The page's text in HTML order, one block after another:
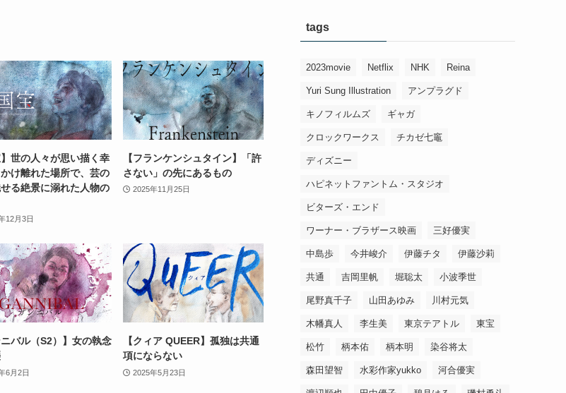
】世の人々が思い描く幸
け離れた場所で、芸の
る絶景に溺れた人物の
12月3日
【フランケンシュタイン】「許
さない」の先にあるもの
2025年11月25日
ニバル（S2）】女の執念
6月2日
【クィア QUEER】孤独は共通
項にならない
2025年5月23日
tags
2023movie Netflix NHK Reina
Yuri Sung Illustration アンプラグド
キノフィルムズ ギャガ
クロックワークス チカゼ七竈
ディズニー
ハピネットファントム・スタジオ
ビターズ・エンド
ワーナー・ブラザース映画 三好優実
中島歩 今井峻介 伊藤チタ 伊藤沙莉
共通 吉岡里帆 堀聡太 小波季世
尾野真千子 山田あゆみ 川村元気
木幡真人 李生美 東京テアトル 東宝
松竹 柄本佑 柄本明 染谷将太
森田望智 水彩作家yukko 河合優実